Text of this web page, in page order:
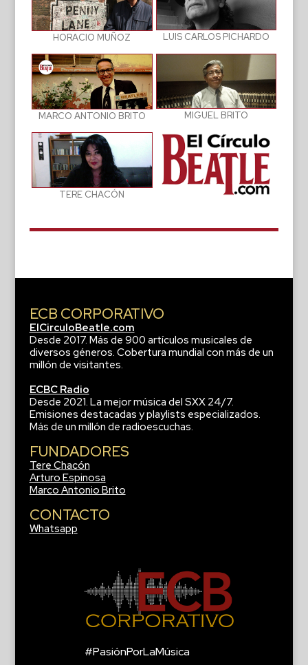
HORACIO MUÑOZ LUIS CARLOS PICHARDO
MARCO ANTONIO BRITO MIGUEL BRITO
TERE CHACÓN
ECB CORPORATIVO
ElCirculoBeatle.com
Desde 2017. Más de 900 artículos musicales de
diversos géneros. Cobertura mundial con más de un
millón de visitantes.
ECBC Radio
Desde 2021. La mejor música del SXX 24/7.
Emisiones destacadas y playlists especializados.
Más de un millón de radioescuchas.
FUNDADORES
Tere Chacón
Arturo Espinosa
Marco Antonio Brito
CONTACTO
Whatsapp
#PasiónPorLaMúsica